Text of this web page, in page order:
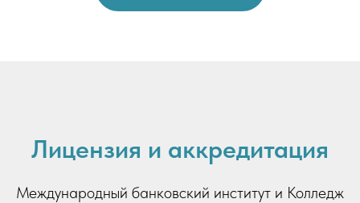
Лицензия и аккредитация
Международный банковский институт и Колледж